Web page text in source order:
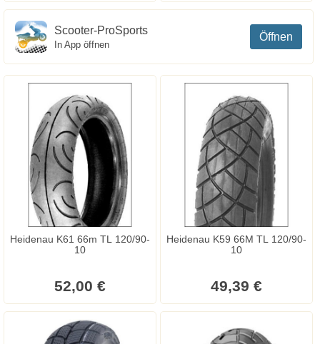
Öffnen
Scooter-ProSports
In App öffnen
Heidenau K61 66m TL 120/90-
10
52,00 €
Heidenau K59 66M TL 120/90-
10
49,39 €